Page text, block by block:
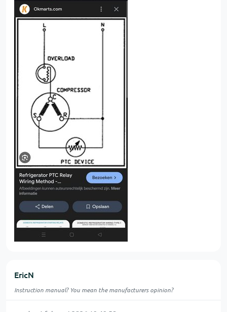
EricN
Instruction manual? You mean the manufacturers opinion?